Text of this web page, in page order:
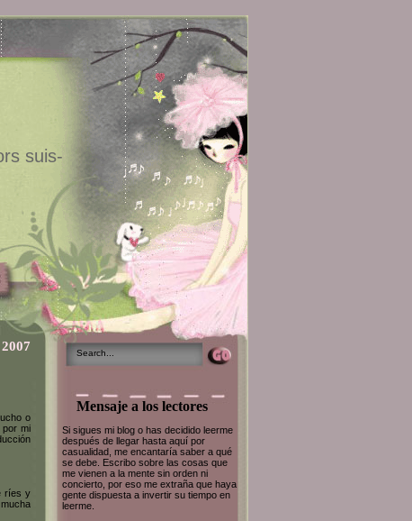
suis-
o
por mi
ríes y
Mensaje a los lectores
Si sigues mi blog o has decidido leerme
después de llegar hasta aquí por
casualidad, me encantaría saber a qué
se debe. Escribo sobre las cosas que
me vienen a la mente sin orden ni
concierto, por eso me extraña que haya
gente dispuesta a invertir su tiempo en
leerme.